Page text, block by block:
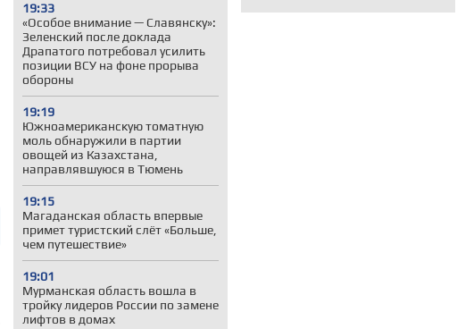
19:33
«Особое внимание — Славянску»:
Зеленский после доклада
Драпатого потребовал усилить
позиции ВСУ на фоне прорыва
обороны
19:19
Южноамериканскую томатную
моль обнаружили в партии
овощей из Казахстана,
направлявшуюся в Тюмень
19:15
Магаданская область впервые
примет туристский слёт «Больше,
чем путешествие»
19:01
Мурманская область вошла в
тройку лидеров России по замене
лифтов в домах